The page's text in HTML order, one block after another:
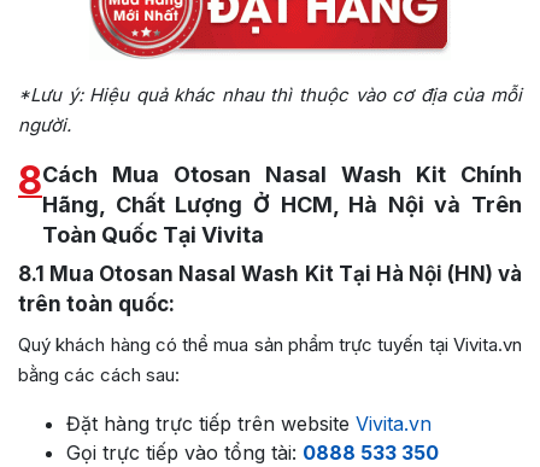
*Lưu ý: Hiệu quả khác nhau thì thuộc vào cơ địa của mỗi
người.
8Cách Mua Otosan Nasal Wash Kit Chính
Hãng, Chất Lượng Ở HCM, Hà Nội và Trên
Toàn Quốc Tại Vivita
8.1 Mua Otosan Nasal Wash Kit Tại Hà Nội (HN) và
trên toàn quốc:
Quý khách hàng có thể mua sản phẩm trực tuyến tại Vivita.vn
bằng các cách sau:
Đặt hàng trực tiếp trên website Vivita.vn
Gọi trực tiếp vào tổng tài: 0888 533 350